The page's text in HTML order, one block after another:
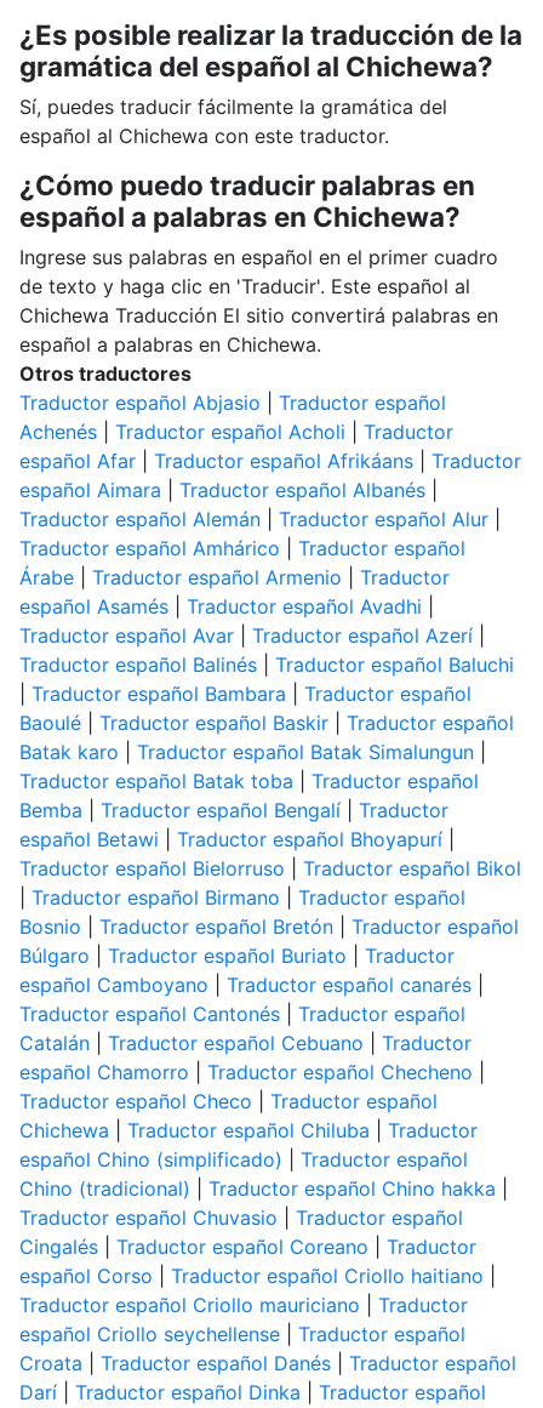
¿Es posible realizar la traducción de la
gramática del español al Chichewa?
Sí, puedes traducir fácilmente la gramática del
español al Chichewa con este traductor.
¿Cómo puedo traducir palabras en
español a palabras en Chichewa?
Ingrese sus palabras en español en el primer cuadro
de texto y haga clic en 'Traducir'. Este español al
Chichewa Traducción El sitio convertirá palabras en
español a palabras en Chichewa.
Otros traductores
Traductor español Abjasio
Traductor español
Achenés| Traductor español Acholi
Traductor
español Afar| Traductor español Afrikáans| Traductor
español Aimara
Traductor español Albanés|
Traductor español Alemán| Traductor español Alur|
Traductor español Amhárico
Traductor español
Árabe| Traductor español Armenio
Traductor
español Asamés| Traductor español Avadhi
Traductor español Avar| Traductor español Azerí|
Traductor español Balinés| Traductor español Baluchi
Traductor español Bambara
Traductor español
Baoulé| Traductor español Baskir| Traductor español
Batak karo
Traductor español Batak Simalungun|
Traductor español Batak toba
Traductor español
Bemba
Traductor español Bengalí| Traductor
español Betawi
Traductor español Bhoyapurí|
Traductor español Bielorruso
Traductor español Bikol
Traductor español Birmano
Traductor español
Bosnio
Traductor español Bretón| Traductor español
Búlgaro
Traductor español Buriato
Traductor
español Camboyano
Traductor español canarés|
Traductor español Cantonés| Traductor español
Catalán| Traductor español Cebuano
Traductor
español Chamorro
Traductor español Checheno
Traductor español Checo
Traductor español
Chichewa
Traductor español Chiluba
Traductor
español Chino (simplificado)
Traductor español
Chino (tradicional)
Traductor español Chino hakka
Traductor español Chuvasio
Traductor español
Cingalés| Traductor español Coreano
Traductor
español Corso
Traductor español Criollo haitiano
Traductor español Criollo mauriciano
Traductor
español Criollo seychellense| Traductor español
Croata
Traductor español Danés| Traductor español
Darí| Traductor español Dinka
Traductor español